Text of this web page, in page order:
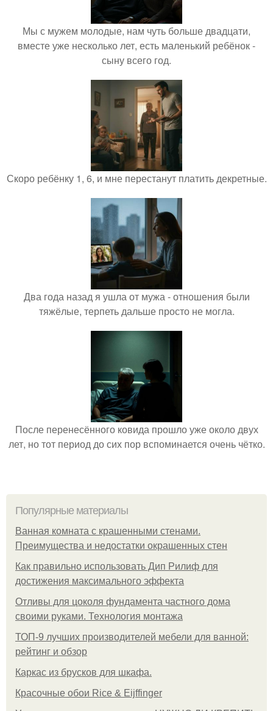
Мы с мужем молодые, нам чуть больше двадцати,
вместе уже несколько лет, есть маленький ребёнок -
сыну всего год.
Скоро ребёнку 1, 6, и мне перестанут платить декретные.
Два года назад я ушла от мужа - отношения были
тяжёлые, терпеть дальше просто не могла.
После перенесённого ковида прошло уже около двух
лет, но тот период до сих пор вспоминается очень чётко.
Популярные материалы
Ванная комната с крашенными стенами.
Преимущества и недостатки окрашенных стен
Как правильно использовать Дип Рилиф для
достижения максимального эффекта
Отливы для цоколя фундамента частного дома
своими руками. Технология монтажа
ТОП-9 лучших производителей мебели для ванной:
рейтинг и обзор
Каркас из брусков для шкафа.
Красочные обои Rice & Eijffinger